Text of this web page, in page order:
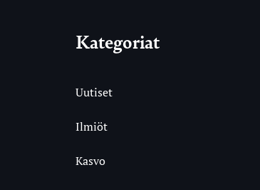
Kategoriat
Uutiset
Ilmiöt
Kasvo